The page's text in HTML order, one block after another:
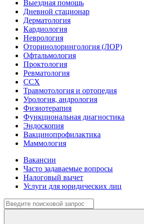
Выездная помощь
Дневной стационар
Дерматология
Кардиология
Неврология
Оторинолорингология (ЛОР)
Офтальмология
Проктология
Ревматология
ССХ
Травмотология и ортопедия
Урология, андрология
Физиотерапия
Функциональная диагностика
Эндоскопия
Вакцинопрофилактика
Маммология
Вакансии
Часто задаваемые вопросы
Налоговый вычет
Услуги для юридических лиц